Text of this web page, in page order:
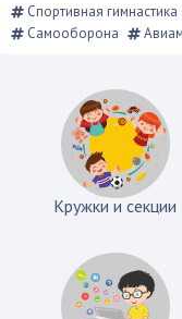
Спортивная гимнастика
Самооборона
Кружки и секции